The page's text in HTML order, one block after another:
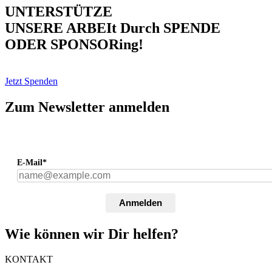
UNTERSTÜTZE
UNSERE ARBEIt Durch SPENDE
ODER SPONSORing!
Jetzt Spenden
Zum Newsletter anmelden
E-Mail*
Anmelden
Wie können wir Dir helfen?
KONTAKT